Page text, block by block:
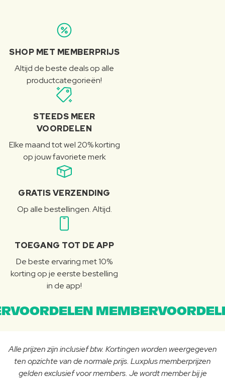
SHOP MET MEMBERPRIJS
Altijd de beste deals op alle
productcategorieën!
STEEDS MEER
VOORDELEN
Elke maand tot wel 20% korting
op jouw favoriete merk
GRATIS VERZENDING
Op alle bestellingen. Altijd.
TOEGANG TOT DE APP
De beste ervaring met 10%
korting op je eerste bestelling
in de app!
Alle prijzen zijn inclusief btw. Kortingen worden weergegeven
ten opzichte van de normale prijs. Luxplus memberprijzen
gelden exclusief voor members. Je wordt member bij je